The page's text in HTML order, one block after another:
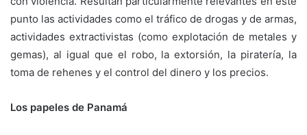
punto las actividades como el tráfico de drogas y de armas,
actividades extractivistas (como explotación de metales y
gemas), al igual que el robo, la extorsión, la piratería, la
toma de rehenes y el control del dinero y los precios.
Los papeles de Panamá